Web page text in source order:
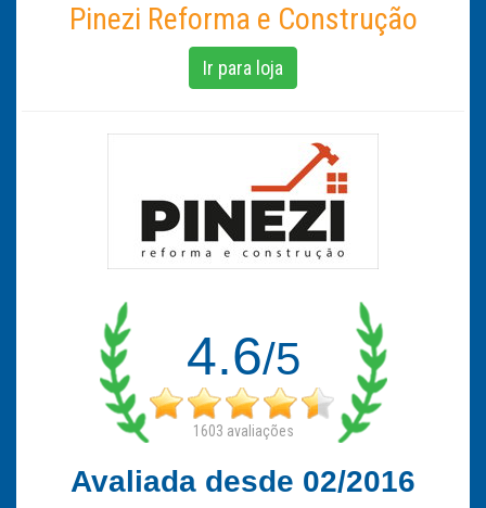
Pinezi Reforma e Construção
Ir para loja
4.6/5
1603 avaliações
Avaliada desde 02/2016